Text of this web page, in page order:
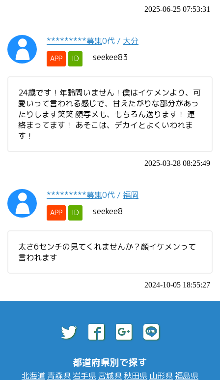
2025-06-25 07:53:31
*********募集0代 / 大分
APP ID seekee83
24歳です！年齢問いません！僕はイケメンより、可
愛いって言われる感じで、甘えたがりな部分があっ
たりします笑笑 顔写メも、もちろん送ります！ 連
絡まってます！ あそこは、デカイとよくいわれま
す！
2025-03-28 08:25:49
*********募集0代 / 福岡
APP ID seekee8
太さ6センチの見てくれませんか？顔イケメンって
言われます
2024-10-05 18:55:27
都道府県別で探す
北海道 青森県 岩手県 宮城県 秋田県 山形県福島県